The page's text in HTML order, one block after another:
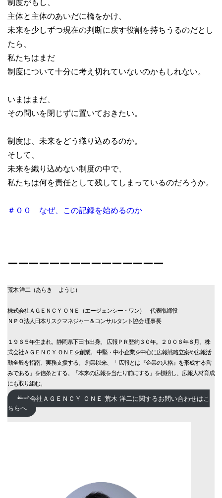
制度がもし、
主体と主体のあいだに橋をかけ、
未来を少しずつ現在の判断に戻す役割を持ちうるのだとし
たら、
私たちはまだ
制度について十分に考え切れていないのかもしれない。
いまはまだ、
その問いを閉じずに置いておきたい。
制度は、未来をどう織り込めるのか。
そして、
未来を織り込めない制度の中で、
私たちは何を責任として残してしまっているのだろうか。
＃００ なぜ、この記録を始めるのか
ーーーーーーーーーーーーーーー
荒木 洋二（あらき ようじ）
株式会社ＡＧＥＮＣＹ ＯＮＥ（エージェンシー・ワン） 代表取締役
ＮＰＯ法人日本リスクマネジャー＆コンサルタント協会 理事長
１９６５年生まれ。静岡県下田市出身。 広報ＰＲ歴約３０年。２００６年８月、株
式会社ＡＧＥＮＣＹ ＯＮＥを創業。 中堅・中小企業を中心に広報戦略立案や広報活
動全般を指南、実務支援する。 創業以来、「 広報とは『企業の人格』を形成する営
みである」を信条とする。「本来の広報を当たり前にする」を標榜し、広報人材育成
にも取り組む。
株式会社ＡＧＥＮＣＹ ＯＮＥ 荒木 洋二に関するお問い合わせはこ
ちらへ